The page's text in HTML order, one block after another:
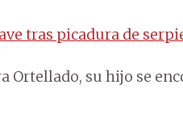
tras picadura de
Ortellado, su hijo se